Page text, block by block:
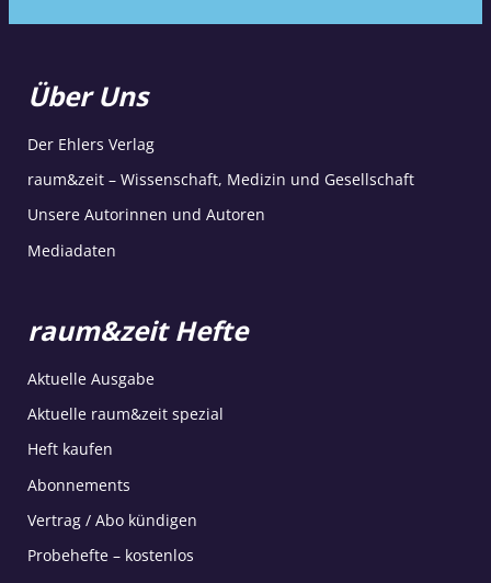
Über Uns
Der Ehlers Verlag
raum&zeit – Wissenschaft, Medizin und Gesellschaft
Unsere Autorinnen und Autoren
Mediadaten
raum&zeit Hefte
Aktuelle Ausgabe
Aktuelle raum&zeit spezial
Heft kaufen
Abonnements
Vertrag / Abo kündigen
Probehefte – kostenlos